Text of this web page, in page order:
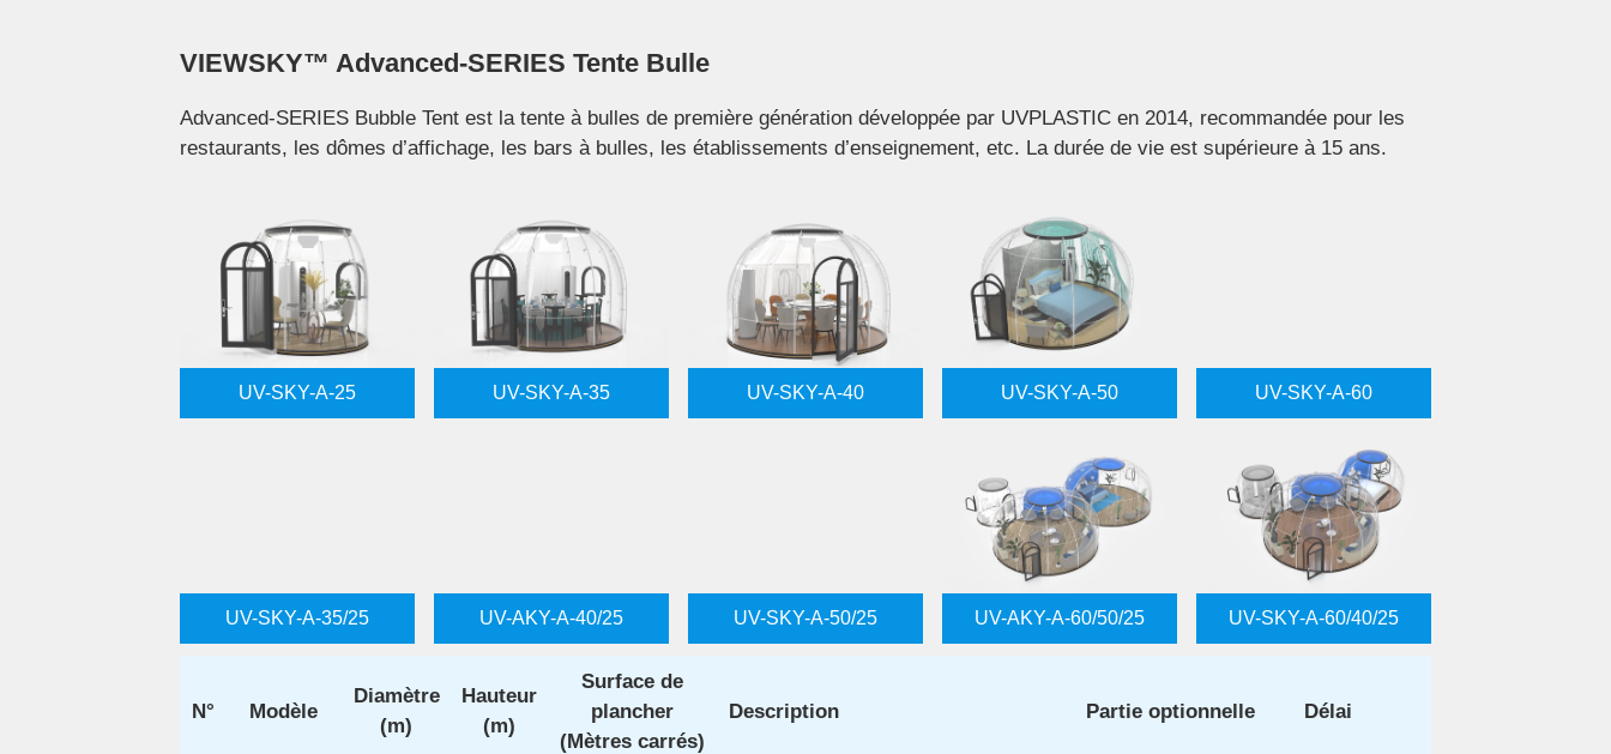
VIEWSKY™ Advanced-SERIES Tente Bulle
Advanced-SERIES Bubble Tent est la tente à bulles de première génération développée par UVPLASTIC en 2014, recommandée pour les
restaurants, les dômes d’affichage, les bars à bulles, les établissements d’enseignement, etc. La durée de vie est supérieure à 15 ans.
UV-SKY-A-25 UV-SKY-A-35 UV-SKY-A-40 UV-SKY-A-50 UV-SKY-A-60
UV-SKY-A-35/25 UV-AKY-A-40/25 UV-SKY-A-50/25 UV-AKY-A-60/50/25 UV-SKY-A-60/40/25
N° Modèle
Diamètre
(m)
Hauteur
(m)
Surface de
plancher
(Mètres carrés)
Description Partie optionnelle Délai